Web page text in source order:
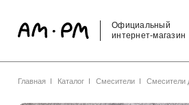
Официальный
интернет-магазин
Главная Каталог Смесители Смесители